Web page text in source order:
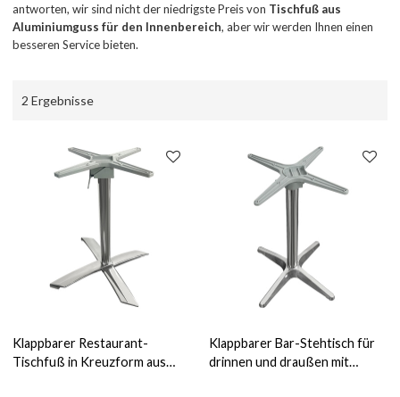
antworten, wir sind nicht der niedrigste Preis von Tischfuß aus
Aluminiumguss für den Innenbereich, aber wir werden Ihnen einen
besseren Service bieten.
2 Ergebnisse
Klappbarer Restaurant-
Tischfuß in Kreuzform aus
Klappbarer Bar-Stehtisch für
drinnen und draußen mit